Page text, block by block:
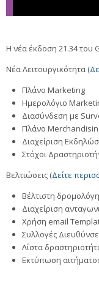
Η νέα έκδοση 21.34 του
Νέα Λειτουργικότητα (
Πλάνο Marketing
Ημερολόγιο
Διασύνδεση με
Πλάνο
Διαχείριση
Στόχοι
Βελτιώσεις (Δείτε
Βέλτιστη
Διαχείριση
Χρήση email
Συλλογές
Λίστα
Εκτύπωση